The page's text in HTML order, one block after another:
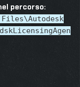
percorso:
Files\Autodesk